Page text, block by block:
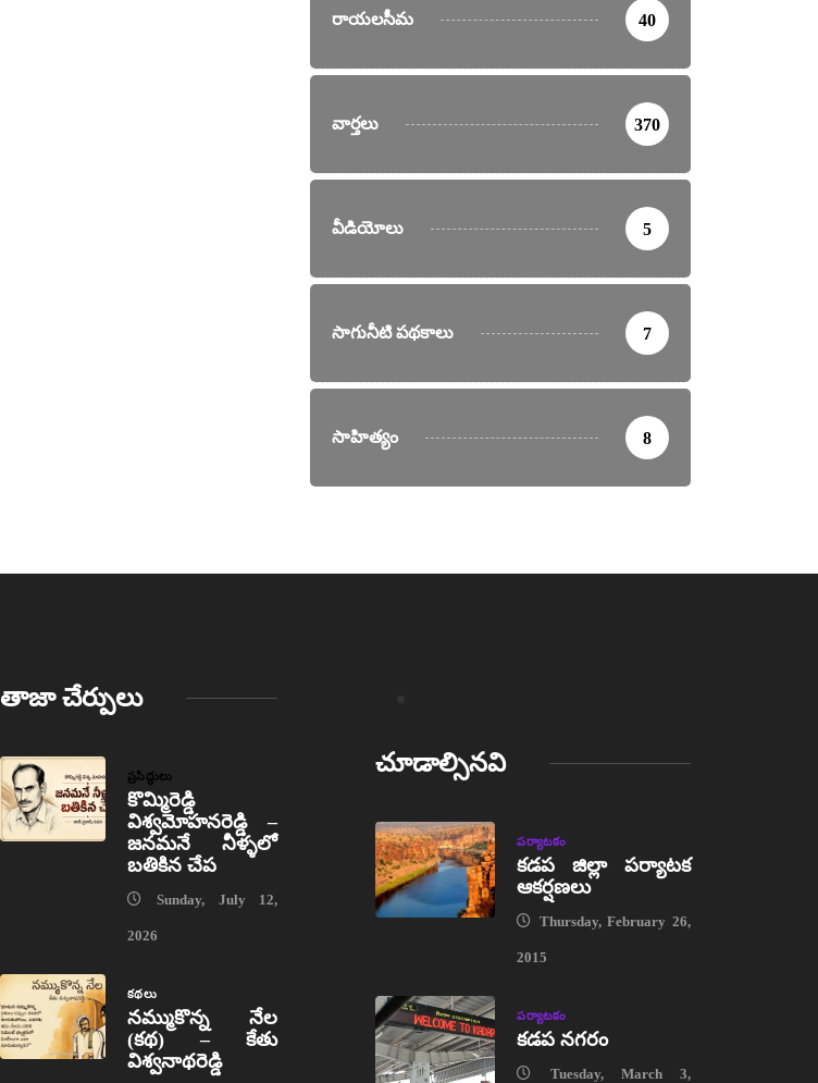
రాయలసీమ 40
వార్తలు 370
వీడియోలు 5
సాగునీటి పథకాలు 7
సాహిత్యం 8
తాజా చేర్పులు
ప్రసిద్ధులు
కొమ్మిరెడ్డి
విశ్వమోహనరెడ్డి –
జనమనే నీళ్ళలో
బతికిన చేప
Sunday, July 12,
2026
కథలు
నమ్ముకొన్న నేల
(కథ) – కేతు
విశ్వనాథరెడ్డి
చూడాల్సినవి
పర్యాటకం
కడప జిల్లా పర్యాటక
ఆకర్షణలు
Thursday, February 26,
2015
పర్యాటకం
కడప నగరం
Tuesday, March 3,